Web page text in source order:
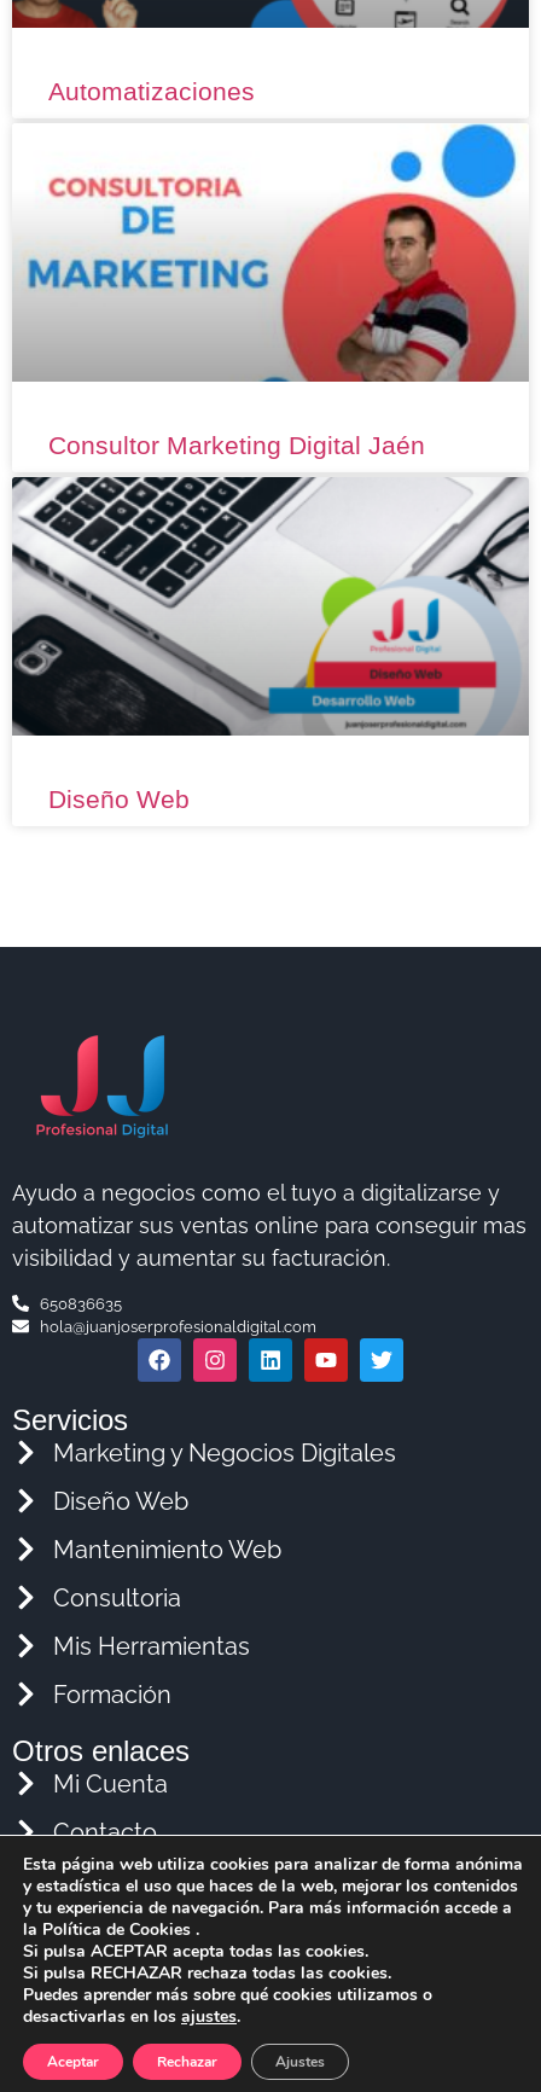
Automatizaciones
Consultor Marketing Digital Jaén
Diseño Web
Ayudo a negocios como el tuyo a digitalizarse y
automatizar sus ventas online para conseguir mas
visibilidad y aumentar su facturación.
650836635
hola@juanjoserprofesionaldigital.com
Servicios
Marketing y Negocios Digitales
Diseño Web
Mantenimiento Web
Consultoria
Mis Herramientas
Formación
Otros enlaces
Mi Cuenta
Contacto
Política de Privacidad
Política de cookies
Aviso legal
Esta página web utiliza cookies para analizar de forma anónima
y estadística el uso que haces de la web, mejorar los contenidos
y tu experiencia de navegación. Para más información accede a
la Política de Cookies .
Si pulsa ACEPTAR acepta todas las cookies.
Si pulsa RECHAZAR rechaza todas las cookies.
Puedes aprender más sobre qué cookies utilizamos o
desactivarlas en los ajustes.
Aceptar Rechazar Ajustes